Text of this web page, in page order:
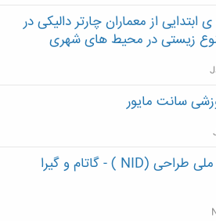
از معماران چارتر دالیکی در
زیستی در محیط های شهری
سانت مایور
[آموزشی] موسسه ملی طراحی (NID ) - گاتام و گیرا